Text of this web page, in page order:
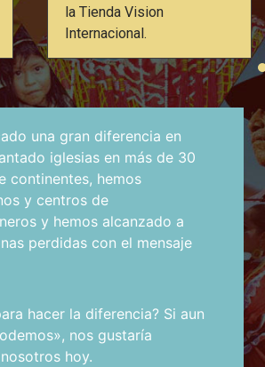
la Tienda Vision
Internacional.
una gran diferencia en
iglesias en más de 30
continentes, hemos
y centros de
y hemos alcanzado a
perdidas con el mensaje
hacer la diferencia? Si aun
nos gustaría
hoy.